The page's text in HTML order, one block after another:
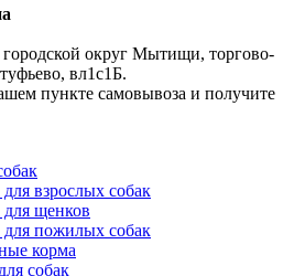
городской округ Мытищи, торгово-
вл1с1Б.
пункте самовывоза и получите
взрослых собак
щенков
пожилых собак
корма
собак